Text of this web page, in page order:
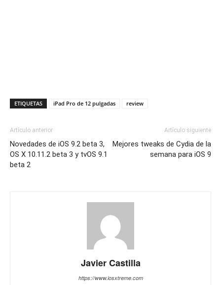
ETIQUETAS iPad Pro de 12 pulgadas review
Artículo anterior
Novedades de iOS 9.2 beta 3,
OS X 10.11.2 beta 3 y tvOS 9.1
beta 2
Artículo siguiente
Mejores tweaks de Cydia de la
semana para iOS 9
Javier Castilla
https://www.iosxtreme.com